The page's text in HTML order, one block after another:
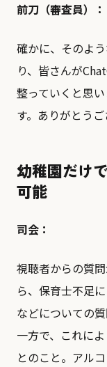
前刀（審査員）：
確かに、そのよ
り、皆さんが
整っていくと思
す。ありがとうご
幼稚園だけ
可能
司会：
視聴者からの質
ら、保育士不足
などについての
一方で、これに
とのこと。アル